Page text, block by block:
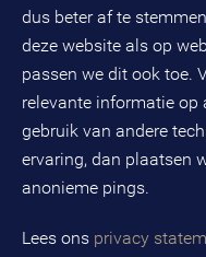
dus beter af te
deze website als op
passen we dit ook toe.
relevante informatie op
gebruik van andere
ervaring, dan plaatsen
anonieme pings.
Lees ons privacy
KvK-nummer: 32078667
BTW-nummer:
Volg ons op social media
BMC is een geregistreerd